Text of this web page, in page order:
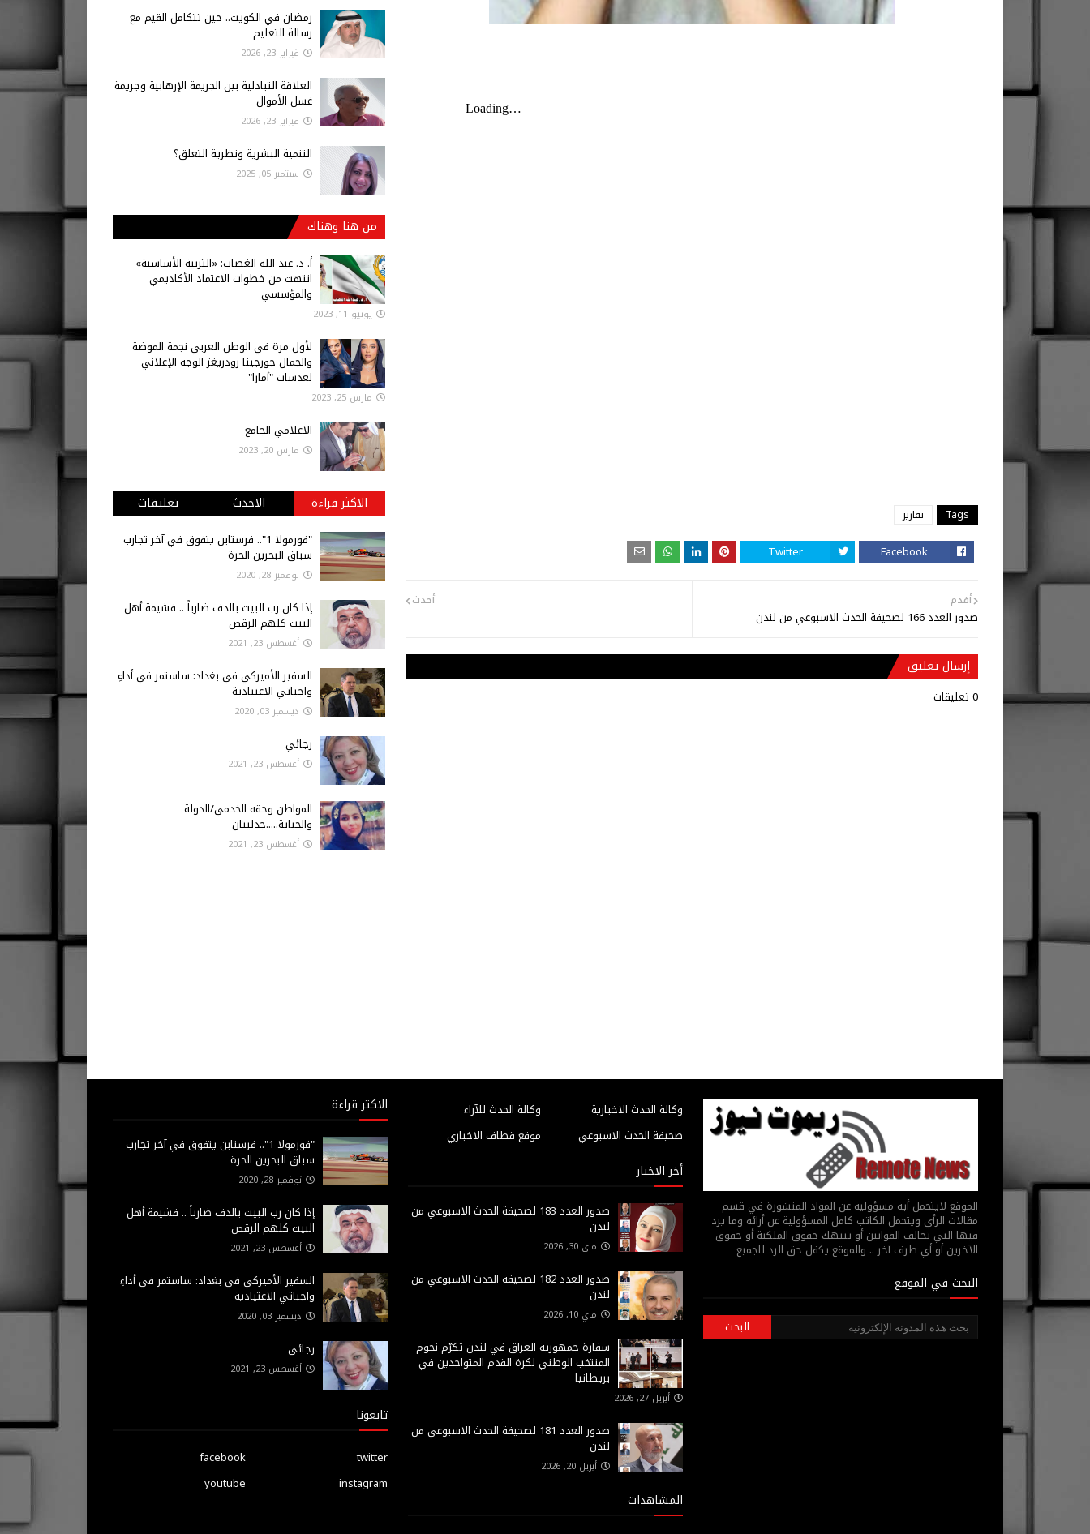
Tags تقارير
Facebook
Twitter
أحدث أقدم
صدور العدد 166 لصحيفة الحدث الاسبوعي من لندن
إرسال تعليق
0 تعليقات
رمضان في الكويت.. حين تتكامل القيم مع
رسالة التعليم
فبراير 23, 2026
العلاقة التبادلية بين الجريمة الإرهابية وجريمة
غسل الأموال
فبراير 23, 2026
التنمية البشرية ونظرية التعلق؟
سبتمبر 05, 2025
من هنا وهناك
أ‌. د. عبد الله الغصاب: «التربية الأساسية»
انتهت من خطوات الاعتماد الأكاديمي
والمؤسسي
يونيو 11, 2023
لأول مرة في الوطن العربي نجمة الموضة
والجمال جورجينا رودريغز الوجه الإعلاني
لعدسات "أمارا"
مارس 25, 2023
الاعلامي الجامع
مارس 20, 2023
الاكثر قراءة الاحدث تعليقات
"فورمولا 1".. فرستابن يتفوق في آخر تجارب
سباق البحرين الحرة
نوفمبر 28, 2020
إذا كان رب البيت بالدف ضارباً .. فشيمة أهل
البيت كلهم الرقص
أغسطس 23, 2021
السفير الأميركي في بغداد: ساستمر في أداءِ
واجباتي الاعتيادية
ديسمبر 03, 2020
رجائي
أغسطس 23, 2021
المواطن وحقه الخدمي/الدولة
والجباية.....جدليتان
أغسطس 23, 2021
الموقع لايتحمل أية مسؤولية عن المواد المنشورة في قسم
مقالات الرأي ويتحمل الكاتب كامل المسؤولية عن أرائه وما يرد
فيها التي تخالف القوانين أو تنتهك حقوق الملكية أو حقوق
الآخرين أو أي طرف آخر .. والموقع يكفل حق الرد للجميع
البحث في الموقع
وكالة الحدث للآراء
وكالة الحدث الاخبارية
موقع قطاف الاخباري
صحيفة الحدث الاسبوعي
أخر الاخبار
صدور العدد 183 لصحيفة الحدث الاسبوعي من
لندن
ماي 30, 2026
صدور العدد 182 لصحيفة الحدث الاسبوعي من
لندن
ماي 10, 2026
سفارة جمهورية العراق في لندن تكرّم نجوم
المنتخب الوطني لكرة القدم المتواجدين في
بريطانيا
أبريل 27, 2026
صدور العدد 181 لصحيفة الحدث الاسبوعي من
لندن
أبريل 20, 2026
المشاهدات
الاكثر قراءة
"فورمولا 1".. فرستابن يتفوق في آخر تجارب
سباق البحرين الحرة
نوفمبر 28, 2020
إذا كان رب البيت بالدف ضارباً .. فشيمة أهل
البيت كلهم الرقص
أغسطس 23, 2021
السفير الأميركي في بغداد: ساستمر في أداءِ
واجباتي الاعتيادية
ديسمبر 03, 2020
رجائي
أغسطس 23, 2021
تابعونا
facebook
twitter
youtube
instagram